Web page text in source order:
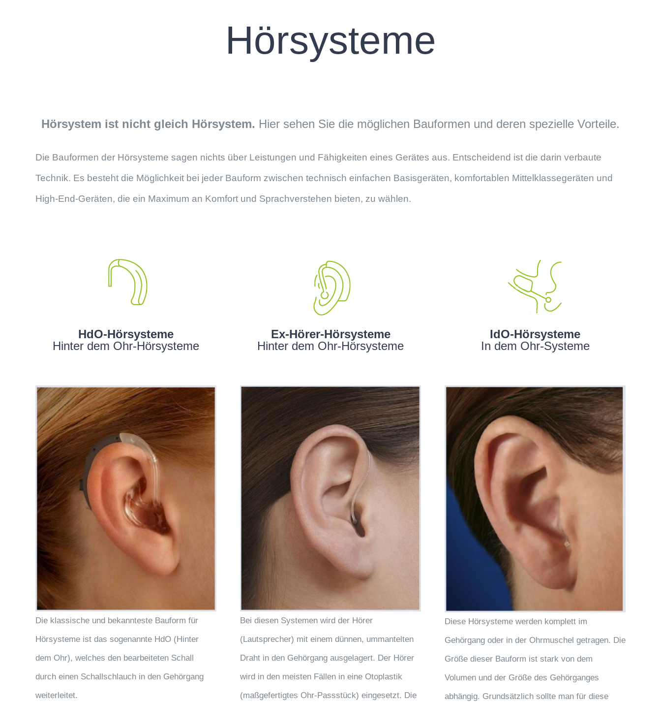
Hörsysteme
Hörsystem ist nicht gleich Hörsystem. Hier sehen Sie die möglichen Bauformen und deren spezielle Vorteile.
Die Bauformen der Hörsysteme sagen nichts über Leistungen und Fähigkeiten eines Gerätes aus. Entscheidend ist die darin verbaute
Technik. Es besteht die Möglichkeit bei jeder Bauform zwischen technisch einfachen Basisgeräten, komfortablen Mittelklassegeräten und
High-End-Geräten, die ein Maximum an Komfort und Sprachverstehen bieten, zu wählen.
HdO-Hörsysteme
Hinter dem Ohr-Hörsysteme
Die klassische und bekannteste Bauform für
Hörsysteme ist das sogenannte HdO (Hinter
dem Ohr), welches den bearbeiteten Schall
durch einen Schallschlauch in den Gehörgang
weiterleitet.
Ex-Hörer-Hörsysteme
Hinter dem Ohr-Hörsysteme
Bei diesen Systemen wird der Hörer
(Lautsprecher) mit einem dünnen, ummantelten
Draht in den Gehörgang ausgelagert. Der Hörer
wird in den meisten Fällen in eine Otoplastik
(maßgefertigtes Ohr-Passstück) eingesetzt. Die
IdO-Hörsysteme
In dem Ohr-Systeme
Diese Hörsysteme werden komplett im
Gehörgang oder in der Ohrmuschel getragen. Die
Größe dieser Bauform ist stark von dem
Volumen und der Größe des Gehörganges
abhängig. Grundsätzlich sollte man für diese